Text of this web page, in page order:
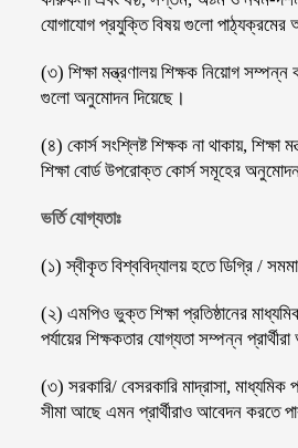
যোগাযোগ প্রযুক্তি বিষয় গুলো পাঠ্যক্রমের
(৩) শিক্ষা মন্ত্রণালয় শিক্ষক নিয়োগ সম্পন্ন
গুলো অনুমোদন দিয়েছে।
(৪) কোর্স সংশ্লিষ্ট শিক্ষক না থাকায়, শিক্ষা
শিক্ষা বোর্ড উপরোক্ত কোর্স সমূহের
ভর্তি যোগ্যতাঃ
(১) স্বীকৃত বিশ্ববিদ্যালয় হতে ডিগ্রি /
(২) এমপিও ভুক্ত শিক্ষা প্রতিষ্ঠানের
পর্যায়ের শিক্ষকতার যোগ্যতা সম্পন্ন
(৩) সরকারি/ বেসরকারি মাদ্রাসা, মাধ্যমিক
সীমা আছে এমন প্রার্থীরাও আবেদন করতে